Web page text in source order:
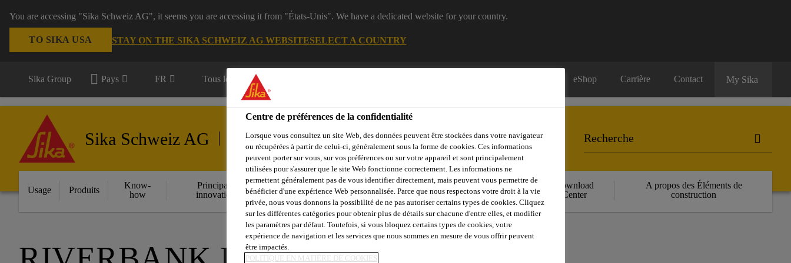
You are accessing "Sika Schweiz AG", it seems you are accessing it from "États-Unis". We have a dedicated website for your country.
TO SIKA USA STAY ON THE SIKA SCHWEIZ AG WEBSITESELECT A COUNTRY
Sika Group Pays FR Tous les domaines eShop Carrière Contact My Sika
Sika Schweiz AG Éléments de construction
Usage Produits
Know-
how
Principales
innovations
Calculateur de
joints
Objets de
référence
Service Events
Download
Center
A propos des Éléments de
construction
Centre de préférences de la confidentialité
Lorsque vous consultez un site Web, des données peuvent être stockées dans votre navigateur
ou récupérées à partir de celui-ci, généralement sous la forme de cookies. Ces informations
peuvent porter sur vous, sur vos préférences ou sur votre appareil et sont principalement
utilisées pour s'assurer que le site Web fonctionne correctement. Les informations ne
permettent généralement pas de vous identifier directement, mais peuvent vous permettre de
bénéficier d'une expérience Web personnalisée. Parce que nous respectons votre droit à la vie
privée, nous vous donnons la possibilité de ne pas autoriser certains types de cookies. Cliquez
sur les différentes catégories pour obtenir plus de détails sur chacune d'entre elles, et modifier
les paramètres par défaut. Toutefois, si vous bloquez certains types de cookies, votre
expérience de navigation et les services que nous sommes en mesure de vous offrir peuvent
être impactés.
POLITIQUE EN MATIÈRE DE COOKIES